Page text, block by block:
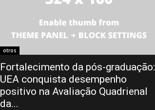
otros
Fortalecimento da pós-graduação:
UEA conquista desempenho
positivo na Avaliação Quadrienal
da...